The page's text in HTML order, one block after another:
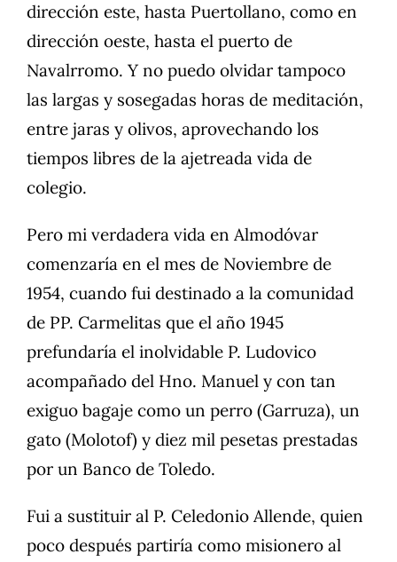
dirección este, hasta Puertollano, como en
dirección oeste, hasta el puerto de
Navalrromo. Y no puedo olvidar tampoco
las largas y sosegadas horas de meditación,
entre jaras y olivos, aprovechando los
tiempos libres de la ajetreada vida de
colegio.
Pero mi verdadera vida en Almodóvar
comenzaría en el mes de Noviembre de
1954, cuando fui destinado a la comunidad
de PP. Carmelitas que el año 1945
prefundaría el inolvidable P. Ludovico
acompañado del Hno. Manuel y con tan
exiguo bagaje como un perro (Garruza), un
gato (Molotof) y diez mil pesetas prestadas
por un Banco de Toledo.
Fui a sustituir al P. Celedonio Allende, quien
poco después partiría como misionero al